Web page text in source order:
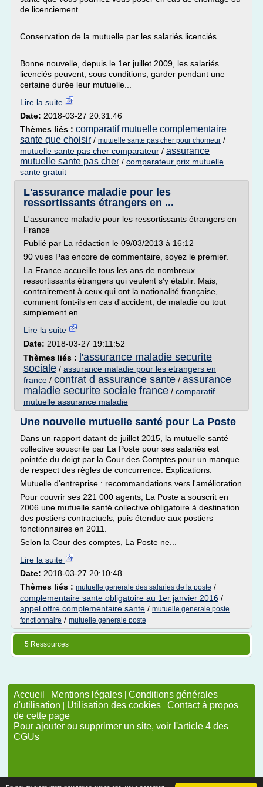
de licenciement.
Conservation de la mutuelle par les salariés licenciés
Bonne nouvelle, depuis le 1er juillet 2009, les salariés
licenciés peuvent, sous conditions, garder pendant une
certaine durée leur mutuelle...
Lire la suite
Date: 2018-03-27 20:31:46
Thèmes liés : comparatif mutuelle complementaire
sante que choisir / mutuelle sante pas cher pour chomeur /
mutuelle sante pas cher comparateur / assurance
mutuelle sante pas cher / comparateur prix mutuelle
sante gratuit
L'assurance maladie pour les
ressortissants étrangers en ...
L'assurance maladie pour les ressortissants étrangers en
France
Publié par La rédaction le 09/03/2013 à 16:12
90 vues Pas encore de commentaire, soyez le premier.
La France accueille tous les ans de nombreux
ressortissants étrangers qui veulent s'y établir. Mais,
contrairement à ceux qui ont la nationalité française,
comment font-ils en cas d'accident, de maladie ou tout
simplement en...
Lire la suite
Date: 2018-03-27 19:11:52
Thèmes liés :
l'assurance maladie securite
sociale / assurance maladie pour les etrangers en
france / contrat d assurance sante / assurance
maladie securite sociale france / comparatif
mutuelle assurance maladie
Une nouvelle mutuelle santé pour La Poste
Dans un rapport datant de juillet 2015, la mutuelle santé
collective souscrite par La Poste pour ses salariés est
pointée du doigt par la Cour des Comptes pour un manque
de respect des règles de concurrence. Explications.
Mutuelle d'entreprise : recommandations vers l'amélioration
Pour couvrir ses 221 000 agents, La Poste a souscrit en
2006 une mutuelle santé collective obligatoire à destination
des postiers contractuels, puis étendue aux postiers
fonctionnaires en 2011.
Selon la Cour des comptes, La Poste ne...
Lire la suite
Date: 2018-03-27 20:10:48
Thèmes liés : mutuelle generale des salaries de la poste /
complementaire sante obligatoire au 1er janvier 2016 /
appel offre complementaire sante / mutuelle generale poste
fonctionnaire / mutuelle generale poste
5 Ressources
Accueil | Mentions légales | Conditions générales
d'utilisation | Utilisation des cookies | Contact à propos
de cette page
Pour ajouter ou supprimer un site, voir l'article 4 des
CGUs